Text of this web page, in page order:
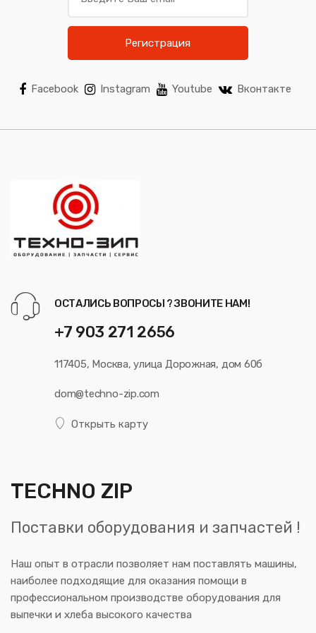
Регистрация
Facebook Instagram Youtube Вконтакте
ОСТАЛИСЬ ВОПРОСЫ ? ЗВОНИТЕ НАМ!
+7 903 271 2656
117405, Москва, улица Дорожная, дом 60б
dom@techno-zip.com
Открыть карту
TECHNO ZIP
Поставки оборудования и запчастей !
Наш опыт в отрасли позволяет нам поставлять машины,
наиболее подходящие для оказания помощи в
профессиональном производстве оборудования для
выпечки и хлеба высокого качества